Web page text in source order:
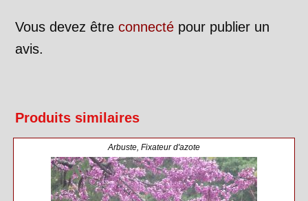
Vous devez êtreconnecté pour publier un
avis.
Produits similaires
Arbuste, Fixateur d'azote